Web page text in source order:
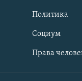
Политика
Социум
Права